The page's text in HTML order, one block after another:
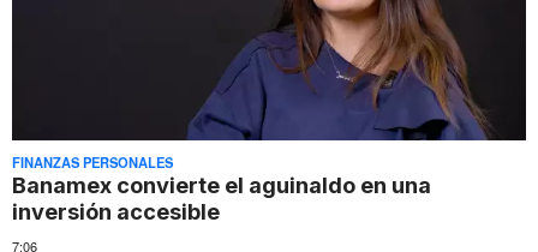
FINANZAS PERSONALES
Banamex convierte el aguinaldo en una
inversión accesible
7:06